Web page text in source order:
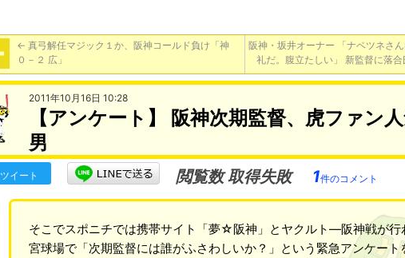
← 真弓解任マジック１か、阪神コールド負け「神
０－２ 広」
阪神・坂井オーナー 「ナベツネさ
礼だ。腹立たしい」 新監督に落
2011年10月16日 10:28
【アンケート】 阪神次期監督、虎ファン
男
ツイート 閲覧数 取得失敗 1件のコメント
そこでスポニチでは携帯サイト「夢☆阪神」とヤクルト―阪神戦が行
宮球場で「次期監督には誰がふさわしいか？」という緊急アンケート